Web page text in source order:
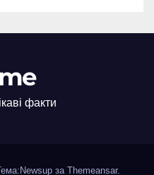
факти
заThemeansar.